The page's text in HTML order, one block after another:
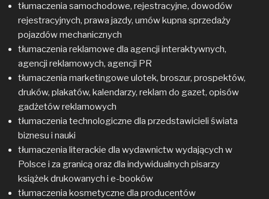
tłumaczenia samochodowe, rejestracyjne, dowodów
rejestracyjnych, prawa jazdy, umów kupna sprzedaży
pojazdów mechanicznych
tłumaczenia reklamowe dla agencji interaktywnych,
agencji reklamowych, agencji PR
tłumaczenia marketingowe ulotek, broszur, prospektów,
druków, plakatów, kalendarzy, reklam do gazet, opisów
gadżetów reklamowych
tłumaczenia technologiczne dla przedstawicieli świata
biznesu i nauki
tłumaczenia literackie dla wydawnictw wydających w
Polsce i za granicą oraz dla indywidualnych pisarzy
książek drukowanych i e-booków
tłumaczenia kosmetyczne dla producentów